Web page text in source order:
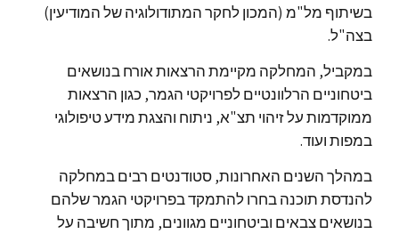
בשיתוף מל"מ (המכון לחקר המתודולוגיה של המודיעין)
בצה"ל.
במקביל, המחלקה מקיימת הרצאות אורח בנושאים
ביטחוניים הרלוונטיים לפרויקטי הגמר, כגון הרצאות
ממוקדמות על זיהוי תצ"א, ניתוח והצגת מידע טיפולוגי
במפות ועוד.
במהלך השנים האחרונות, סטודנטים רבים במחלקה
להנדסת תוכנה בחרו להתמקד בפרויקטי הגמר שלהם
בנושאים צבאים וביטחוניים מגוונים, מתוך חשיבה על